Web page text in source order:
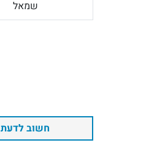
שמאל
חשוב לדעת